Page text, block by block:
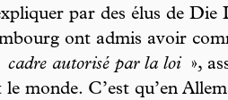
par des élus de Die
ont admis avoir
cadre autorisé par la loi »,
monde. C’est qu’en